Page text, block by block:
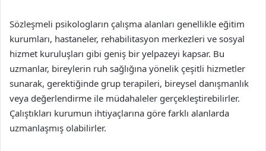
Sözleşmeli psikologların çalışma alanları genellikle eğitim
kurumları, hastaneler, rehabilitasyon merkezleri ve sosyal
hizmet kuruluşları gibi geniş bir yelpazeyi kapsar. Bu
uzmanlar, bireylerin ruh sağlığına yönelik çeşitli hizmetler
sunarak, gerektiğinde grup terapileri, bireysel danışmanlık
veya değerlendirme ile müdahaleler gerçekleştirebilirler.
Çalıştıkları kurumun ihtiyaçlarına göre farklı alanlarda
uzmanlaşmış olabilirler.